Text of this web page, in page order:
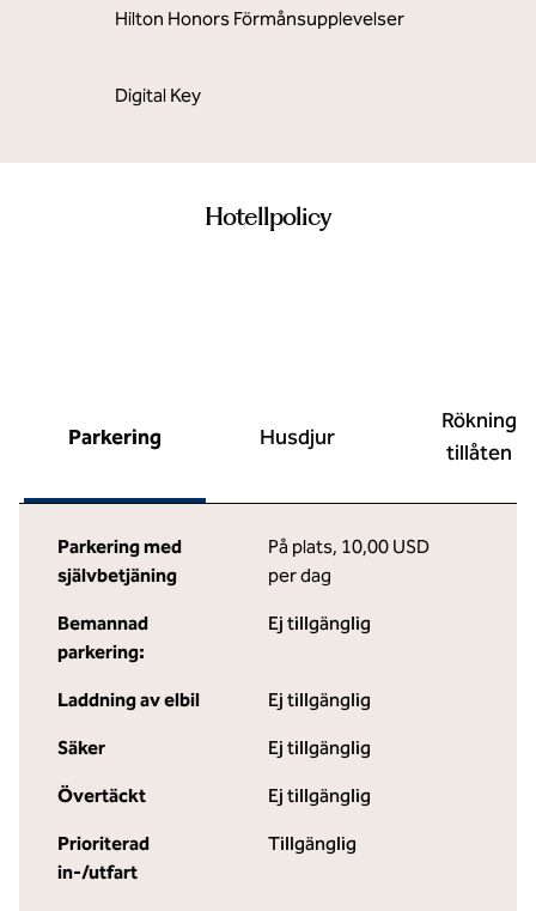
Hilton Honors Förmånsupplevelser
Digital Key
Hotellpolicy
Parkering Husdjur
Rökning
tillåten
Parkering med
självbetjäning
På plats, 10,00 USD
per dag
Bemannad
parkering:
Ej tillgänglig
Laddning av elbil Ej tillgänglig
Säker Ej tillgänglig
Övertäckt Ej tillgänglig
Prioriterad
in-/utfart
Tillgänglig